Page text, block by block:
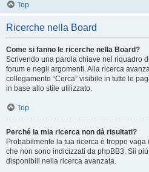
Top
Ricerche nella Board
Come si fanno le ricerche nella Board?
Scrivendo una parola chiave nel riquadro
forum e negli argomenti. Alla ricerca
collegamento “Cerca” visibile in tutte le
in base allo stile utilizzato.
Top
Perché la mia ricerca non dà risultati?
Probabilmente la tua ricerca è troppo
che non sono indicizzati da phpBB3. Sii
disponibili nella ricerca avanzata.